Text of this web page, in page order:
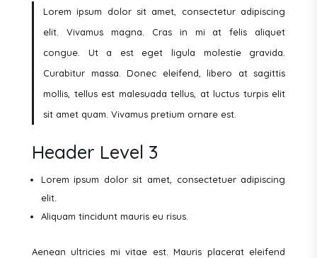
Lorem ipsum dolor sit amet, consectetur adipiscing
elit. Vivamus magna. Cras in mi at felis aliquet
congue. Ut a est eget ligula molestie gravida.
Curabitur massa. Donec eleifend, libero at sagittis
mollis, tellus est malesuada tellus, at luctus turpis elit
sit amet quam. Vivamus pretium ornare est.
Header Level 3
Lorem ipsum dolor sit amet, consectetuer adipiscing
elit.
Aliquam tincidunt mauris eu risus.
Aenean ultricies mi vitae est. Mauris placerat eleifend